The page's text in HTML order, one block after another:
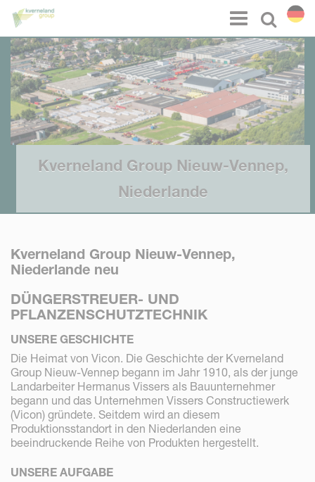
Select
Menu
Kverneland Group Nieuw-Vennep,
Niederlande
Kverneland Group Nieuw-Vennep,
Niederlande neu
DÜNGERSTREUER- UND
PFLANZENSCHUTZTECHNIK
UNSERE GESCHICHTE
Die Heimat von Vicon. Die Geschichte der Kverneland
Group Nieuw-Vennep begann im Jahr 1910, als der junge
Landarbeiter Hermanus Vissers als Bauunternehmer
begann und das Unternehmen Vissers Constructiewerk
(Vicon) gründete. Seitdem wird an diesem
Produktionsstandort in den Niederlanden eine
beeindruckende Reihe von Produkten hergestellt.
UNSERE AUFGABE
Cookie-Einstellungen